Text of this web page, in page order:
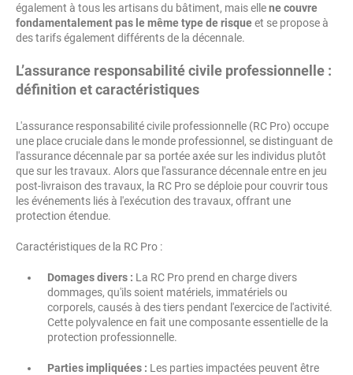
également à tous les artisans du bâtiment, mais ellene couvre
fondamentalement pas le même type de risqueet se propose à
des tarifs également différents de la décennale.
L’assurance responsabilité civile professionnelle :
définition et caractéristiques
L'assurance responsabilité civile professionnelle (RC Pro) occupe
une place cruciale dans le monde professionnel, se distinguant de
l'assurance décennale par sa portée axée sur les individus plutôt
que sur les travaux. Alors que l'assurance décennale entre en jeu
post-livraison des travaux, la RC Pro se déploie pour couvrir tous
les événements liés à l'exécution des travaux, offrant une
protection étendue.
Caractéristiques de la RC Pro :
Domages divers : La RC Pro prend en charge divers
dommages, qu'ils soient matériels, immatériels ou
corporels, causés à des tiers pendant l'exercice de l'activité.
Cette polyvalence en fait une composante essentielle de la
protection professionnelle.
Parties impliquées : Les parties impactées peuvent être